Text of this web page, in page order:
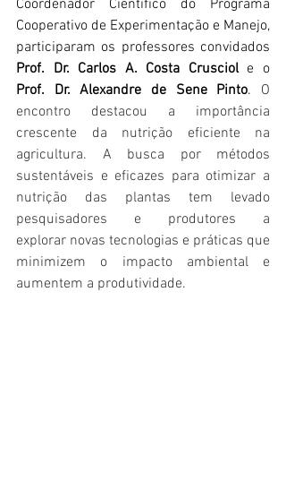
Coordenador Científico do Programa
Cooperativo de Experimentação e Manejo,
Prof. Dr. Carlos A. Costa Crusciol
Prof. Dr. Alexandre de Sene Pinto.
encontro destacou a importância
crescente da nutrição eficiente na
agricultura. A busca por métodos
sustentáveis e eficazes para otimizar a
nutrição das plantas tem levado
pesquisadores e produtores a
explorar novas tecnologias e práticas que
minimizem o impacto ambiental e
aumentem a produtividade.